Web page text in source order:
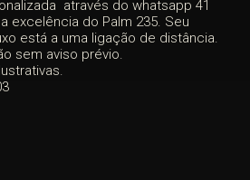
através do whatsapp 41
excelência do Palm 235. Seu
está a uma ligação de distância.
sem aviso prévio.